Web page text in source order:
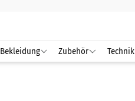
Bekleidung Zubehör Technik